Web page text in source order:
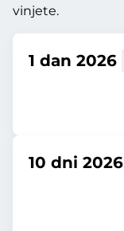
vinjete.
1 dan 2026
10 dni 2026